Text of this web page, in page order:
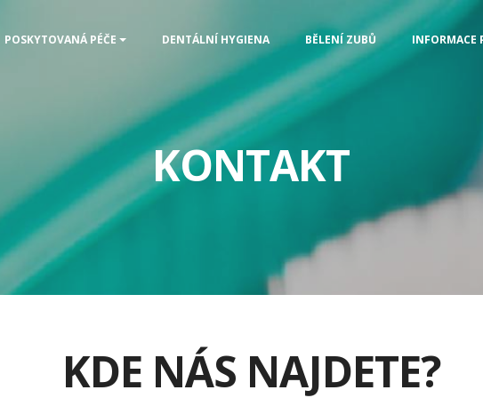
POSKYTOVANÁ PÉČE DENTÁLNÍ HYGIENA BĚLENÍ ZUBŮ INFORMACE
KONTAKT
KDE NÁS NAJDETE?